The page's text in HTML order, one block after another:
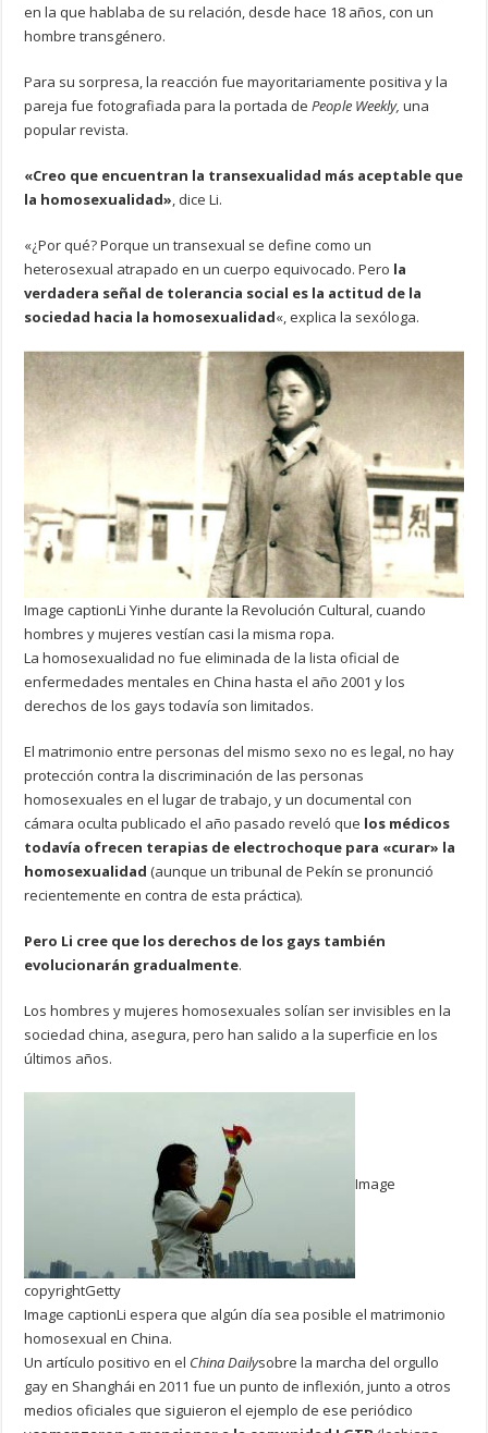
en la que hablaba de su relación, desde hace 18 años, con un
hombre transgénero.
Para su sorpresa, la reacción fue mayoritariamente positiva y la
pareja fue fotografiada para la portada dePeople Weekly, una
popular revista.
«Creo que encuentran la transexualidad más aceptable que
la homosexualidad», dice Li.
«¿Por qué? Porque un transexual se define como un
heterosexual atrapado en un cuerpo equivocado. Pero la
verdadera señal de tolerancia social es la actitud de la
sociedad hacia la homosexualidad«, explica la sexóloga.
Image captionLi Yinhe durante la Revolución Cultural, cuando
hombres y mujeres vestían casi la misma ropa.
La homosexualidad no fue eliminada de la lista oficial de
enfermedades mentales en China hasta el año 2001 y los
derechos de los gays todavía son limitados.
El matrimonio entre personas del mismo sexo no es legal, no hay
protección contra la discriminación de las personas
homosexuales en el lugar de trabajo, y un documental con
cámara oculta publicado el año pasado reveló que los médicos
todavía ofrecen terapias de electrochoque para «curar» la
homosexualidad (aunque un tribunal de Pekín se pronunció
recientemente en contra de esta práctica).
Pero Li cree que los derechos de los gays también
evolucionarán gradualmente.
Los hombres y mujeres homosexuales solían ser invisibles en la
sociedad china, asegura, pero han salido a la superficie en los
últimos años.
Image
copyrightGetty
Image captionLi espera que algún día sea posible el matrimonio
homosexual en China.
Un artículo positivo en el China Dailysobre la marcha del orgullo
gay en Shanghái en 2011 fue un punto de inflexión, junto a otros
medios oficiales que siguieron el ejemplo de ese periódico